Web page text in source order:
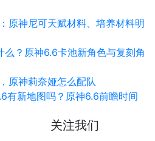
原神尼可天赋材料、培养材料明
？原神6.6卡池新角色与复刻角
原神莉奈娅怎么配队
有新地图吗？原神6.6前瞻时间
关注我们